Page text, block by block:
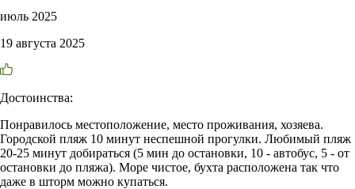
июль 2025
19 августа 2025
Достоинства:
Понравилось местоположение, место проживания, хозяева.
Городской пляж 10 минут неспешной прогулки. Любимый пляж
20-25 минут добираться (5 мин до остановки, 10 - автобус, 5 - от
остановки до пляжа). Море чистое, бухта расположена так что
даже в шторм можно купаться.